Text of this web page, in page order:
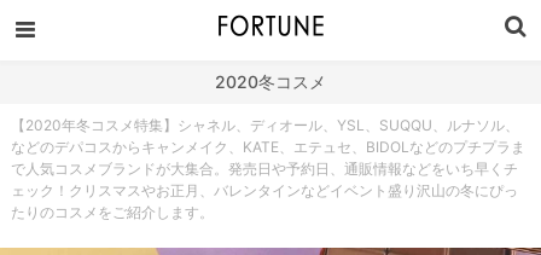
2020冬コスメ
【2020年冬コスメ特集】シャネル、ディオール、YSL、SUQQU、ルナソル、
などのデパコスからキャンメイク、KATE、エテュセ、BIDOLなどのプチプラま
で人気コスメブランドが大集合。発売日や予約日、通販情報などをいち早くチ
ェック！クリスマスやお正月、バレンタインなどイベント盛り沢山の冬にぴっ
たりのコスメをご紹介します。